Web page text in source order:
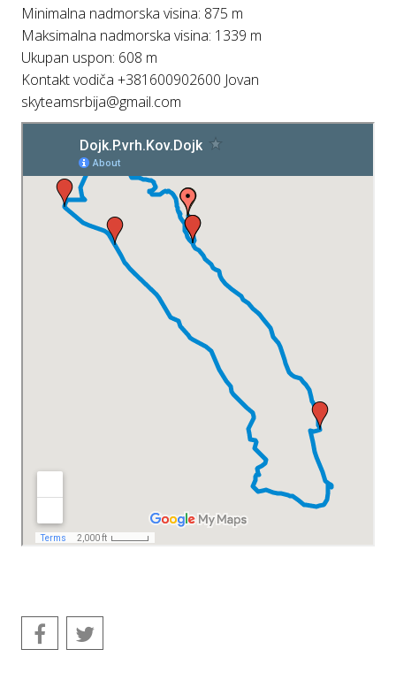
Minimalna nadmorska visina: 875 m
Maksimalna nadmorska visina: 1339 m
Ukupan uspon: 608 m
Kontakt vodiča +381600902600 Jovan
skyteamsrbija@gmail.com